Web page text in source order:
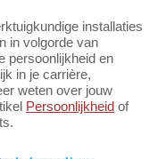
installaties
in volgorde van
persoonlijkheid en
in je carrière,
weten over jouw
Persoonlijkheid of